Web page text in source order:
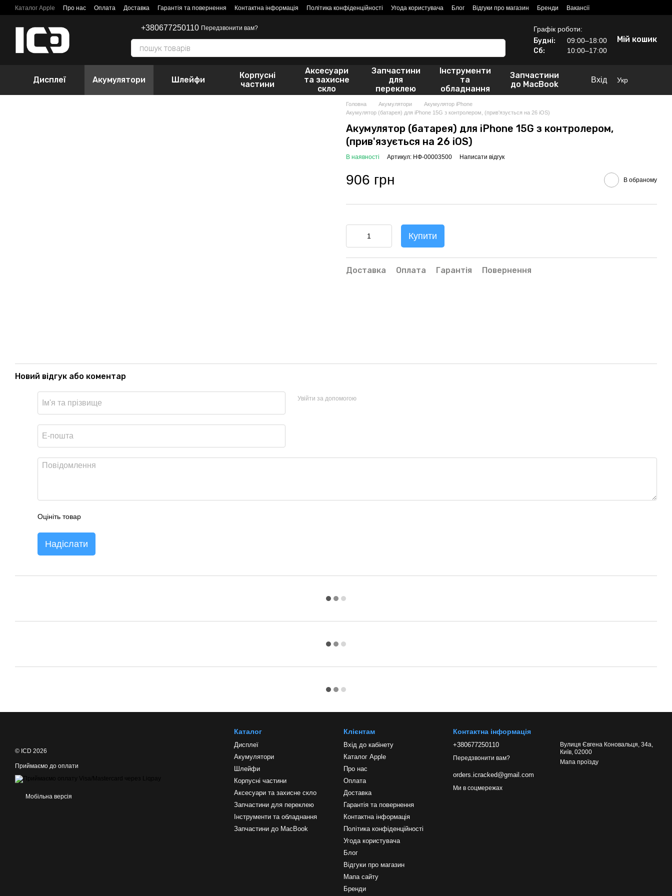
Перейти до основного контенту
Каталог Apple Про нас Оплата Доставка Гарантія та повернення Контактна інформація Політика конфіденційності Угода користувача Блог Відгуки про магазин Бренди Вакансії
+380677250110 Передзвонити вам? Графік роботи:
Будні: 09:00–18:00
Сб: 10:00–17:00
Мій кошик
Дисплеї Акумулятори Шлейфи
Корпусні
частини
Аксесуари
та захисне
скло
Запчастини
для
переклею
Інструменти
та
обладнання
Запчастини
до MacBook
Вхід Укр
Головна Акумулятори
Акумулятор iPhone
Акумулятор (батарея) для iPhone 15G з контролером, (прив'язується на 26 iOS)
Акумулятор (батарея) для iPhone 15G з контролером,
(прив'язується на 26 iOS)
В наявності Артикул: НФ-00003500 Написати відгук
906 грн В обраному
Купити
Доставка Оплата Гарантія Повернення
Новий відгук або коментар
Увійти за допомогою
Оцініть товар
Надіслати
© ICD 2026
Приймаємо до оплати
Мобільна версія
Каталог
Дисплеї
Акумулятори
Шлейфи
Корпусні частини
Аксесуари та захисне скло
Запчастини для переклею
Інструменти та обладнання
Запчастини до MacBook
Клієнтам
Вхід до кабінету
Каталог Apple
Про нас
Оплата
Доставка
Гарантія та повернення
Контактна інформація
Політика конфіденційності
Угода користувача
Блог
Відгуки про магазин
Мапа сайту
Бренди
Контактна інформація
+380677250110
Передзвонити вам?
orders.icracked@gmail.com
Вулиця Євгена Коновальця, 34а,
Київ, 02000
Мапа проїзду
Ми в соцмережах